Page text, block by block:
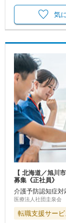
気
【 北海道／旭川
募集《正社員》
介護予防認知症
医療法人社団圭泉会
転職支援サー